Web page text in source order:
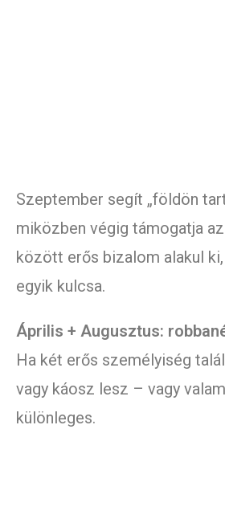
Szeptember segít „földön
miközben végig támogatja
között erős bizalom alakul
egyik kulcsa.
Április + Augusztus:
Ha két erős személyiség
vagy káosz lesz – vagy
különleges.